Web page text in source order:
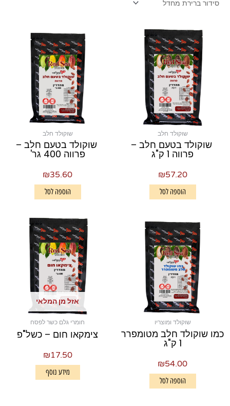
שוקולד חלב
שוקולד בטעם חלב –
פרווה 1 ק"ג
₪57.20
הוספה לסל
שוקולד חלב
שוקולד בטעם חלב –
פרווה 400 גר'
₪35.60
הוספה לסל
שוקולד ומוצריו
כמו שוקולד חלב מטומפרר
1 ק"ג
₪54.00
הוספה לסל
אזל מן המלאי
חומרי גלם כשר לפסח
צימקאו חום – כשל"פ
₪17.50
מידע נוסף